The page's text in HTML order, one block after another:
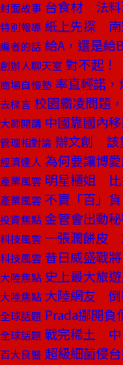
封面故事 台食材 法
特別報導 紙上先探 南
編者的話 給A，還是給
創辦人聊天室 對不起！
商場自慢塾 率直輕諾
去梯言 校園霸凌問題
大師開講 中國靠國內
管理相對論 辦文創 該
經濟達人 為何要讓博
產業風雲 明星櫃姐 比
產業風雲 不賣「百」
投資焦點 金管會出動
科技風雲 一張潤餅皮
科技風雲 昔日威盛戰
大陸焦點 史上最大旅
大陸焦點 大陸網友 倒
全球話題 Prada挪開
全球話題 戰完稀土 中
百大良醫 超級細菌侵